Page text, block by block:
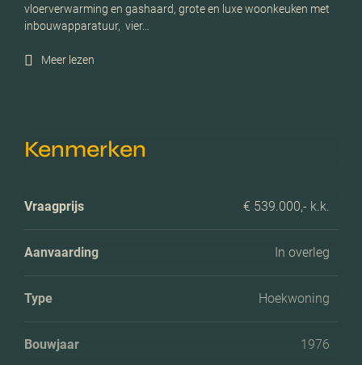
vloerverwarming en gashaard, grote en luxe woonkeuken met
inbouwapparatuur, vier…
Meer lezen
Kenmerken
Vraagprijs € 539.000,- k.k.
Aanvaarding In overleg
Type Hoekwoning
Bouwjaar 1976